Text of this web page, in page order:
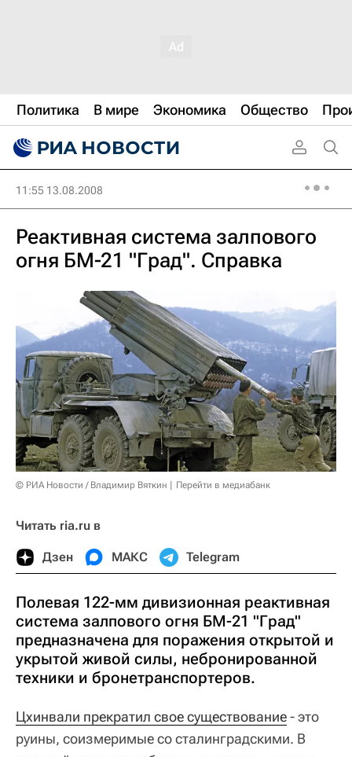
Политика В мире Экономика Общество
11:55 13.08.2008
Реактивная система залпового
огня БM‑21 "Град". Справка
© РИА Новости / Владимир Вяткин Перейти в медиабанк
Читать ria.ru в
Дзен МАКС Telegram
Полевая 122-мм дивизионная реактивная
система залпового огня БМ-21 "Град"
предназначена для поражения открытой и
укрытой живой силы, небронированной
техники и бронетранспортеров.
Цхинвали прекратил свое существование- это
руины, соизмеримые со сталинградскими. В